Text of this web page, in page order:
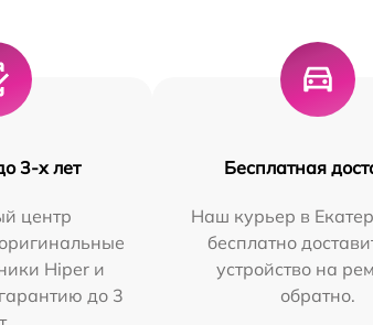
3-х лет
центр
Hiper и
до 3
Бесплатная
Наш курьер в
бесплатно
устройство на
обратно.